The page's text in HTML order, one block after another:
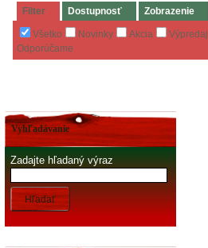
Filter Dostupnosť Zobrazenie
Všetko Novinky Akcia Výpredaj
Odporúčame
Vyhľadávanie
Zadajte hľadaný výraz
Hľadať